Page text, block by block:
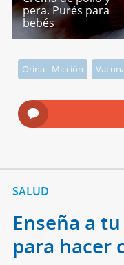
pera. Purés para
bebés
Orina - Micción
SALUD
Enseña a
para hacer